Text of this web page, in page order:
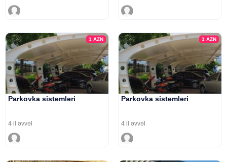
1AZN
Parkovka sistemləri
4 il əvvəl
1 AZN
Parkovka sistemləri
4 il əvvəl